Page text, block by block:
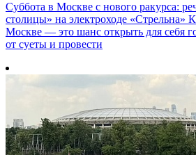
Суббота в Москве с нового ракурса:
столицы» на электроходе «Стрельна»
Москве — это шанс открыть для себя
от суеты и провести